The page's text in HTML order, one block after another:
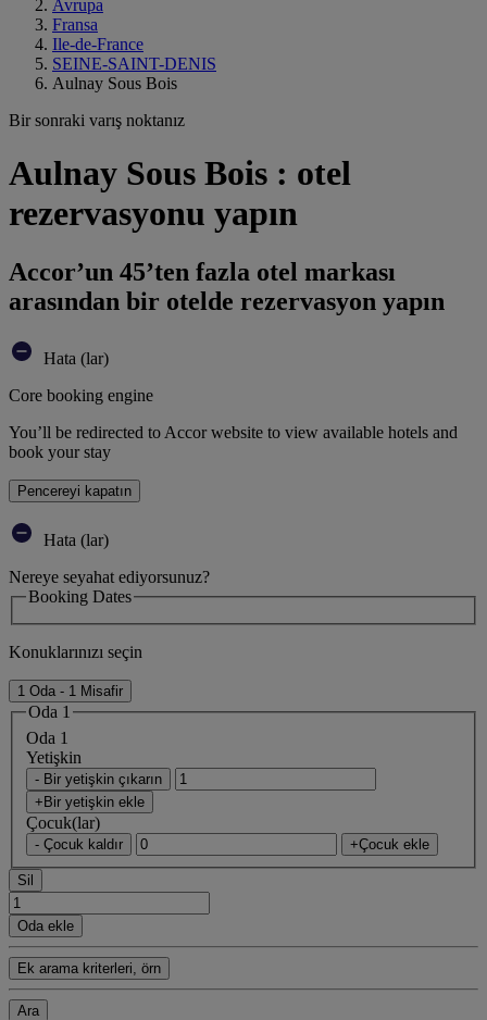
Avrupa
Fransa
Ile-de-France
SEINE-SAINT-DENIS
Aulnay Sous Bois
Bir sonraki varış noktanız
Aulnay Sous Bois : otel
rezervasyonu yapın
Accor’un 45’ten fazla otel markası
arasından bir otelde rezervasyon yapın
Hata (lar)
Core booking engine
You’ll be redirected to Accor website to view available hotels and
book your stay
Pencereyi kapatın
Hata (lar)
Nereye seyahat ediyorsunuz?
Booking Dates
Konuklarınızı seçin
1 Oda - 1 Misafir
Oda 1
Oda 1
Yetişkin
- Bir yetişkin çıkarın
+Bir yetişkin ekle
Çocuk(lar)
- Çocuk kaldır +Çocuk ekle
Sil
Oda ekle
Ek arama kriterleri, örn
Ara